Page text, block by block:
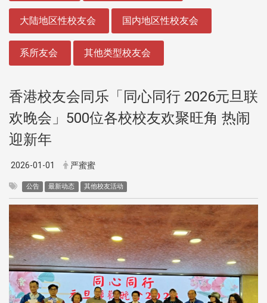
大陆地区性校友会 国内地区性校友会
系所友会 其他类型校友会
香港校友会同乐「同心同行 2026元旦联
欢晚会」500位各校校友欢聚旺角 热闹
迎新年
2026-01-01 严蜜蜜
公告 最新动态 其他校友活动